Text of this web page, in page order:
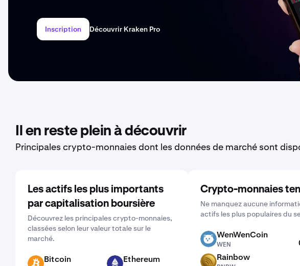
Inscription Découvrir Kraken Pro
Il en reste plein à découvrir
Principales crypto-monnaies dont les données de marché sont
Les actifs les plus importants
par capitalisation boursière
Découvrez les principales crypto-monnaies,
classées selon leur valeur totale sur le
marché.
BTC Bitcoin ETH Ethereum
Crypto-monnaies
Ne manquez aucune
actifs les plus populaires du
WEN WenWenCoin
WEN
RNBW Rainbow